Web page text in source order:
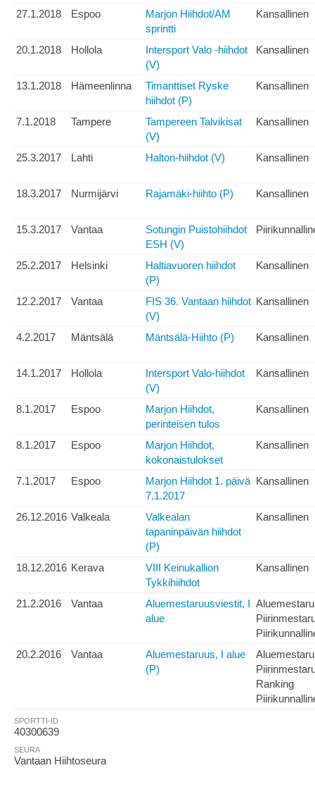
27.1.2018 Espoo
Marjon Hiihdot/AM
sprintti
Kansallinen
20.1.2018 Hollola
Intersport Valo -hiihdot
(V)
Kansallinen
13.1.2018 Hämeenlinna
Timanttiset Ryske
hiihdot (P)
Kansallinen
7.1.2018 Tampere
Tampereen Talvikisat
(V)
Kansallinen
25.3.2017 Lahti Halton-hiihdot (V) Kansallinen
18.3.2017 Nurmijärvi Rajamäki-hiihto (P) Kansallinen
15.3.2017 Vantaa
Sotungin Puistohiihdot
ESH (V)
25.2.2017 Helsinki
Haltiavuoren hiihdot
(P)
Kansallinen
12.2.2017 Vantaa
FIS 36. Vantaan hiihdot
(V)
Kansallinen
4.2.2017 Mäntsälä Mäntsälä-Hiihto (P) Kansallinen
14.1.2017 Hollola
Intersport Valo-hiihdot
(V)
Kansallinen
8.1.2017 Espoo
Marjon Hiihdot,
perinteisen tulos
Kansallinen
8.1.2017 Espoo
Marjon Hiihdot,
kokonaistulokset
Kansallinen
7.1.2017 Espoo
Marjon Hiihdot 1. päivä
7.1.2017
Kansallinen
26.12.2016 Valkeala
Valkealan
tapaninpäivän hiihdot
(P)
Kansallinen
18.12.2016 Kerava
VIII Keinukallion
Tykkihiihdot
Kansallinen
21.2.2016 Vantaa
Aluemestaruusviestit, I
alue
20.2.2016
Vantaa
Aluemestaruus, I alue
(P)
Ranking
SPORTTI-ID
40300639
SEURA
Vantaan Hiihtoseura